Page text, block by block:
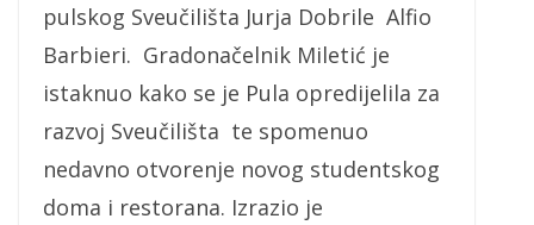
pulskog Sveučilišta Jurja Dobrile Alfio
Barbieri. Gradonačelnik Miletić je
istaknuo kako se je Pula opredijelila za
razvoj Sveučilišta te spomenuo
nedavno otvorenje novog studentskog
doma i restorana. Izrazio je